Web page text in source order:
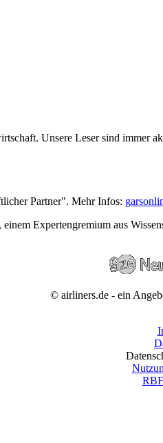
Unsere Leser sind immer
Partner". Mehr Infos:
Expertengremium aus
© airliners.de - ein